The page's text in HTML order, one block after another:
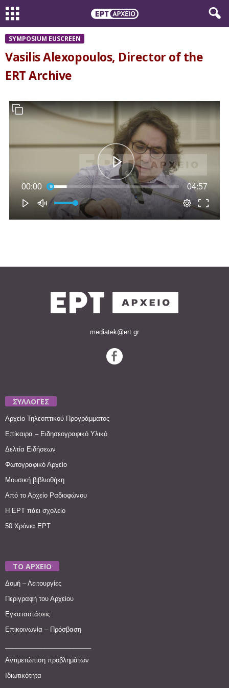
SYMPOSIUM EUSCREEN
Vasilis Alexopoulos, Director of the
ERT Archive
mediatek@ert.gr
ΣΥΛΛΟΓΕΣ
Αρχείο Τηλεοπτικού Προγράμματος
Επίκαιρα – Ειδησεογραφικό Υλικό
Δελτία Ειδήσεων
Φωτογραφικό Αρχείο
Μουσική βιβλιοθήκη
Από το Αρχείο Ραδιοφώνου
Η ΕΡΤ πάει σχολείο
50 Χρόνια ΕΡΤ
ΤΟ ΑΡΧΕΙΟ
Δομή – Λειτουργίες
Περιγραφή του Αρχείου
Εγκαταστάσεις
Επικοινωνία – Πρόσβαση
Αντιμετώπιση προβλημάτων
Ιδιωτικότητα